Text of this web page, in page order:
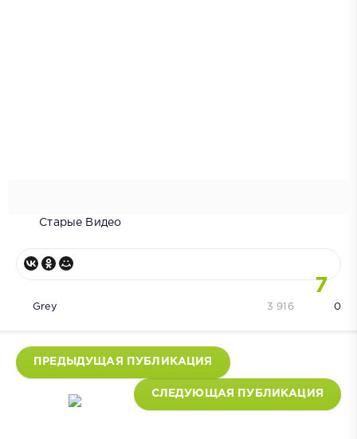
Старые Видео
7
Grey 0
3 916
ПРЕДЫДУЩАЯ ПУБЛИКАЦИЯ
СЛЕДУЮЩАЯ ПУБЛИКАЦИЯ